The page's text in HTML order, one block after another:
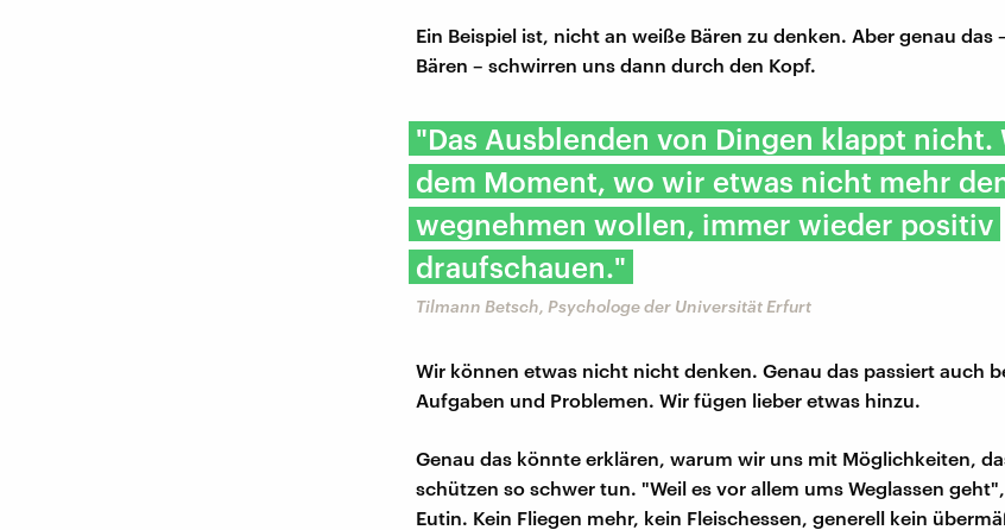
Ein Beispiel ist, nicht an weiße Bären zu denken. Aber genau das
Bären – schwirren uns dann durch den Kopf.
"Das Ausblenden von Dingen klappt nicht.
dem Moment, wo wir etwas nicht mehr
wegnehmen wollen, immer wieder positiv
draufschauen."
Tilmann Betsch, Psychologe der Universität Erfurt
Wir können etwas nicht nicht denken. Genau das passiert auch
Aufgaben und Problemen. Wir fügen lieber etwas hinzu.
Genau das könnte erklären, warum wir uns mit Möglichkeiten,
schützen so schwer tun. "Weil es vor allem ums Weglassen
Eutin. Kein Fliegen mehr, kein Fleischessen, generell kein